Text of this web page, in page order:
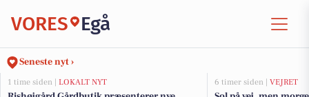
VORES Egå
Seneste nyt ›
1 time siden | LOKALT NYT 6 timer siden | VEJRET